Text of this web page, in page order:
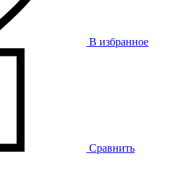
В избранное
Сравнить